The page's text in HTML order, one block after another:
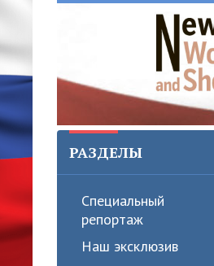
РАЗДЕЛЫ
Специальный
репортаж
Наш эксклюзив